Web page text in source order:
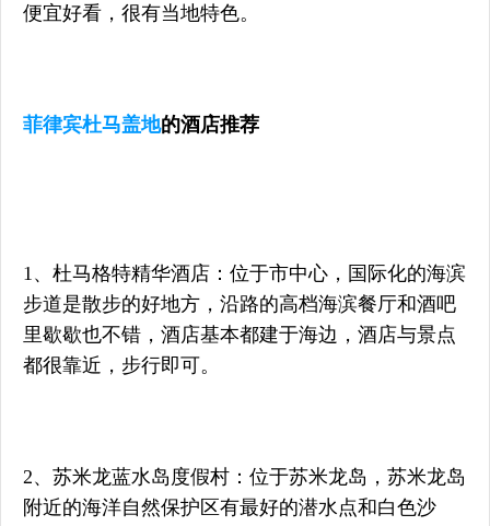
便宜好看，很有当地特色。
菲律宾杜马盖地的酒店推荐
1、杜马格特精华酒店：位于市中心，国际化的海滨
步道是散步的好地方，沿路的高档海滨餐厅和酒吧
里歇歇也不错，酒店基本都建于海边，酒店与景点
都很靠近，步行即可。
2、苏米龙蓝水岛度假村：位于苏米龙岛，苏米龙岛
附近的海洋自然保护区有最好的潜水点和白色沙